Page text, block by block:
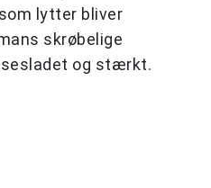
lytter bliver
skrøbelige
og stærkt.